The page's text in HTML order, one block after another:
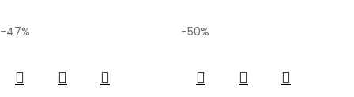
-47% -50%